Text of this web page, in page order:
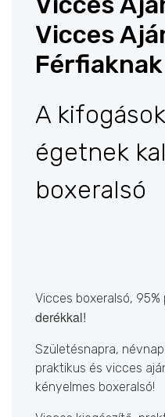
Vicces
Férfiaknak
A
égetnek
boxeralsó
Vicces boxeralsó, 95%
derékkal!
Születésnapra,
praktikus és vicces
kényelmes boxeralsó!